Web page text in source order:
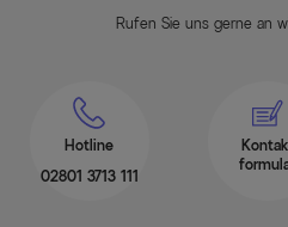
Rufen Sie uns gerne an
Hotline
02801 3713 111